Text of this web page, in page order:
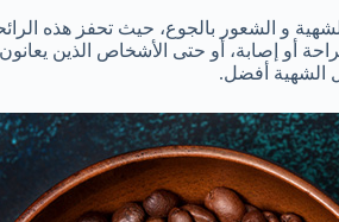
و الشعور بالجوع، حيث تحفز هذه
أو إصابة، أو حتى الأشخاص الذين
الشهية أفضل.